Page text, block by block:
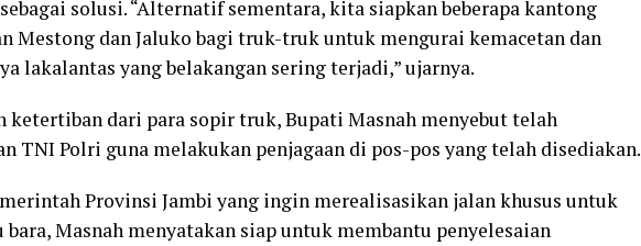
solusi. “Alternatif sementara, kita siapkan beberapa kantong
Mestong dan Jaluko bagi truk-truk untuk mengurai kemacetan dan
lakalantas yang belakangan sering terjadi,” ujarnya.
ketertiban dari para sopir truk, Bupati Masnah menyebut telah
TNI Polri guna melakukan penjagaan di pos-pos yang telah disediakan.
Provinsi Jambi yang ingin merealisasikan jalan khusus untuk
Masnah menyatakan siap untuk membantu penyelesaian